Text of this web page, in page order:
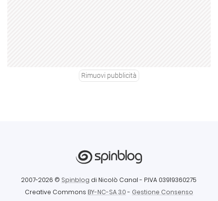
Rimuovi pubblicità
2007-2026 © Spinblog di Nicolò Canal - P.IVA 03919360275
Creative Commons BY-NC-SA 3.0- Gestione Consenso